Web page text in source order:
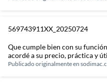
569743911XX_20250724
Que cumple bien con su función, se ve de buena calidad el
acordé a su precio, práctica y
Publicado originalmente en